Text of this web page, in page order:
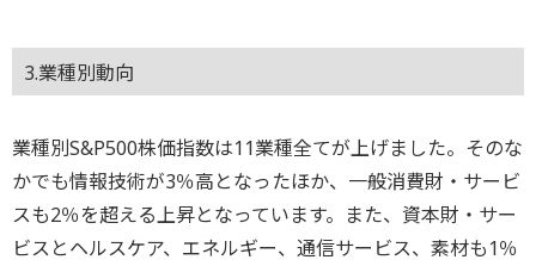
3.業種別動向
業種別S&P500株価指数は11業種全てが上げました。そのな
かでも情報技術が3％高となったほか、一般消費財・サービ
スも2％を超える上昇となっています。また、資本財・サー
ビスとヘルスケア、エネルギー、通信サービス、素材も1％